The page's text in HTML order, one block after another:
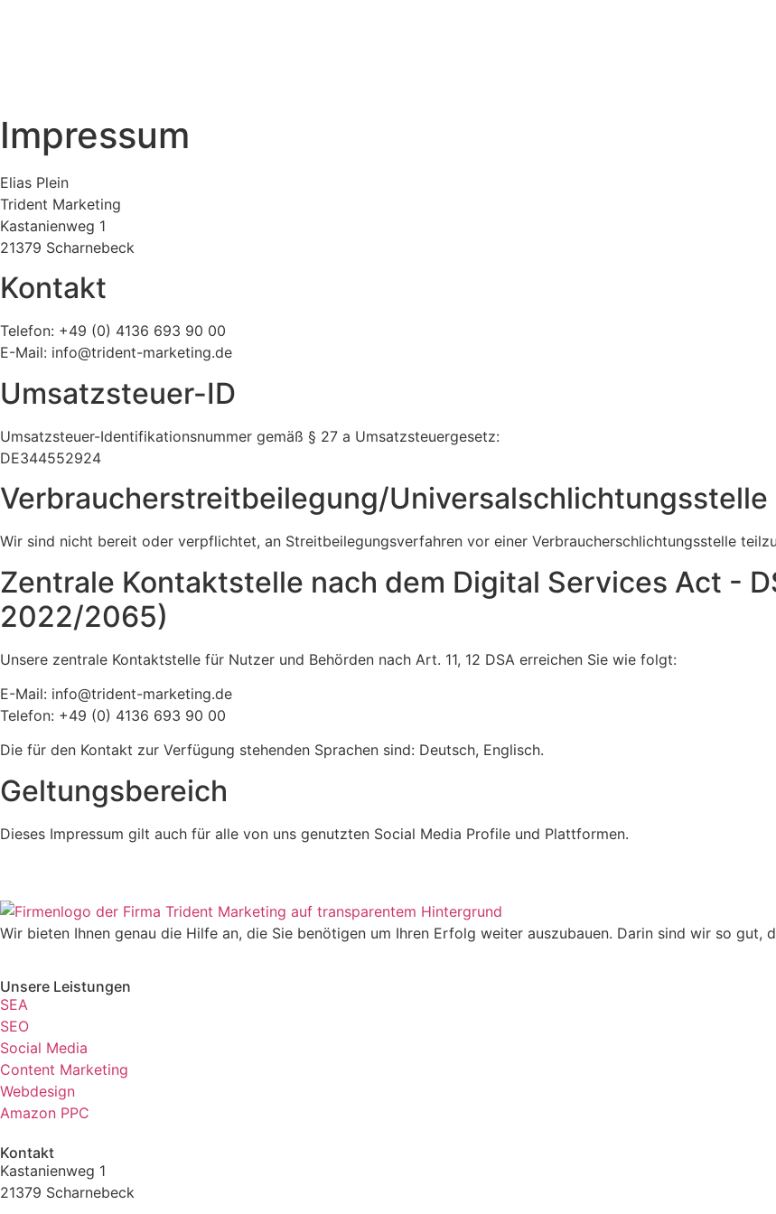
Impressum
Elias Plein
Trident Marketing
Kastanienweg 1
21379 Scharnebeck
Kontakt
Telefon: +49 (0) 4136 693 90 00
E-Mail: info@trident-marketing.de
Umsatzsteuer-ID
Umsatzsteuer-Identifikationsnummer gemäß § 27 a Umsatzsteuergesetz:
DE344552924
Verbraucher­streit­beilegung/Universal­schlichtungs­stelle
Wir sind nicht bereit oder verpflichtet, an Streitbeilegungsverfahren vor einer Verbraucherschlichtungsstelle
Zentrale Kontaktstelle nach dem Digital Services Act -
2022/2065)
Unsere zentrale Kontaktstelle für Nutzer und Behörden nach Art. 11, 12 DSA erreichen Sie wie folgt:
E-Mail: info@trident-marketing.de
Telefon: +49 (0) 4136 693 90 00
Die für den Kontakt zur Verfügung stehenden Sprachen sind: Deutsch, Englisch.
Geltungsbereich
Dieses Impressum gilt auch für alle von uns genutzten Social Media Profile und Plattformen.
Wir bieten Ihnen genau die Hilfe an, die Sie benötigen um Ihren Erfolg weiter auszubauen. Darin sind wir so gut,
Unsere Leistungen
SEA
SEO
Social Media
Content Marketing
Webdesign
Amazon PPC
Kontakt
Kastanienweg 1
21379 Scharnebeck